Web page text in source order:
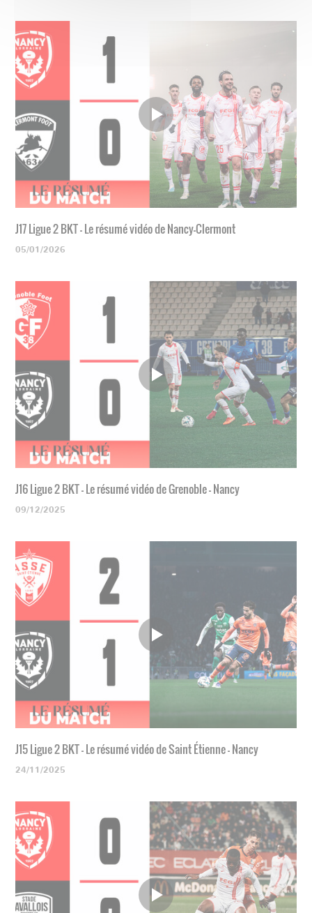
J17 Ligue 2 BKT - Le résumé vidéo de Nancy-Clermont
05/01/2026
J16 Ligue 2 BKT - Le résumé vidéo de Grenoble - Nancy
09/12/2025
J15 Ligue 2 BKT - Le résumé vidéo de Saint Étienne - Nancy
24/11/2025